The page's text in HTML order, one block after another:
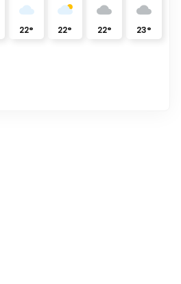
22° 22° 22° 23°